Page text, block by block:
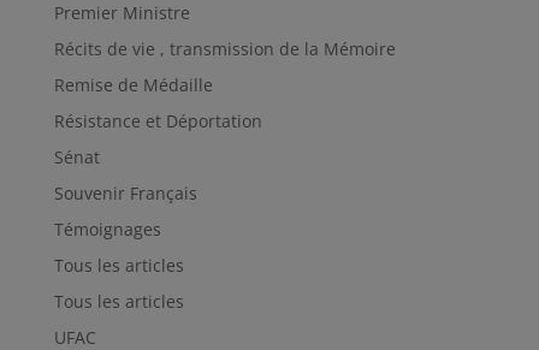
Premier Ministre
Récits de vie , transmission de la Mémoire
Remise de Médaille
Résistance et Déportation
Sénat
Souvenir Français
Témoignages
Tous les articles
Tous les articles
UFAC